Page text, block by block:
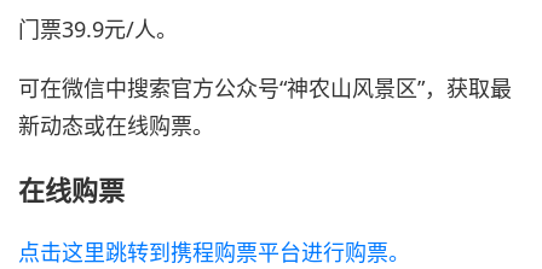
门票39.9元/人。
可在微信中搜索官方公众号“神农山风景区”，获取最
新动态或在线购票。
在线购票
点击这里跳转到携程购票平台进行购票。